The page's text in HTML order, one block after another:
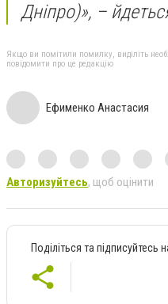
Дніпро)», –
Якщо ви помітили помилку, виділіть
повідомити про це редакцію
Ефименко Анастасия
Авторизуйтесь, щоб оцінити
Поділіться та підписуйтесь